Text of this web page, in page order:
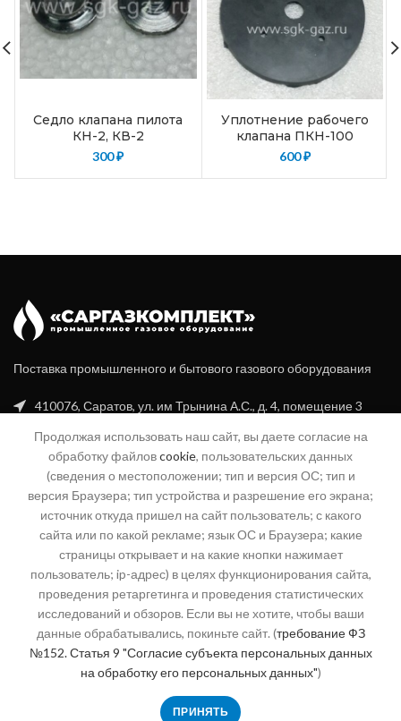
Седло клапана пилота
КН-2, КВ-2
300₽
Уплотнение рабочего
клапана ПКН-100
600₽
Поставка промышленного и бытового газового оборудования
410076, Саратов, ул. им Трынина А.С., д. 4, помещение 3
+7 (8452) 20-99-16
+7 (960) 356-94-70
info@sgk-gaz.ru
04@sgk-gaz.ru
КАТЕГОРИИ
СЕРВИС
Продолжая использовать наш сайт, вы даете согласие на
обработку файловcookie, пользовательских данных
(сведения о местоположении; тип и версия ОС; тип и
версия Браузера; тип устройства и разрешение его экрана;
источник откуда пришел на сайт пользователь; с какого
сайта или по какой рекламе; язык ОС и Браузера; какие
страницы открывает и на какие кнопки нажимает
пользователь; ip-адрес) в целях функционирования сайта,
проведения ретаргетинга и проведения статистических
исследований и обзоров. Если вы не хотите, чтобы ваши
данные обрабатывались, покиньте сайт. (требование ФЗ
№152. Статья 9 "Согласие субъекта персональных данных
на обработку его персональных данных")
ПРИНЯТЬ